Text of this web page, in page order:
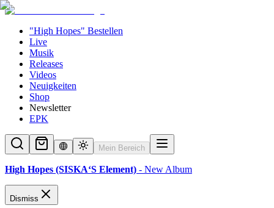
"High Hopes" Bestellen
Live
Musik
Releases
Videos
Neuigkeiten
Shop
Newsletter
EPK
Mein Bereich
High Hopes (SISKA‘S Element) - New Album
Dismiss